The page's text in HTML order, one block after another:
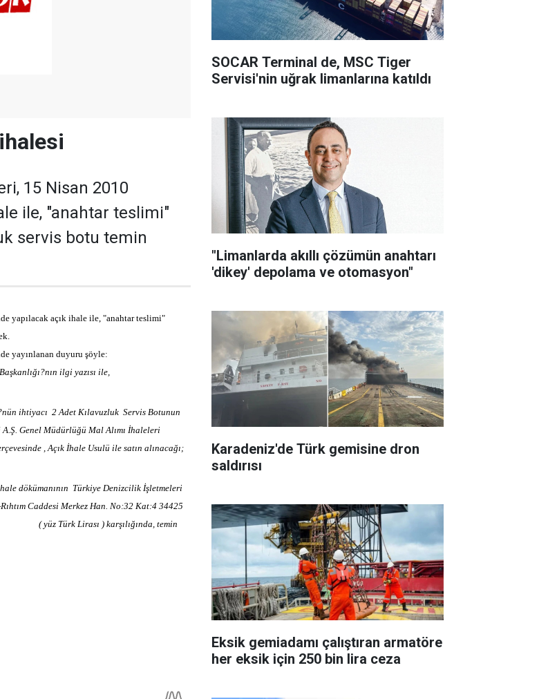
15 Nisan 2010
ile, "anahtar teslimi"
servis botu temin
yapılacak açık ihale ile, "anahtar teslimi"
yayınlanan duyuru şöyle:
ilgi yazısı ile,
ihtiyacı 2 Adet Kılavuzluk Servis Botunun
Genel Müdürlüğü Mal Alımı İhaleleri
, Açık İhale Usulü ile satın alınacağı;
dökümanının Türkiye Denizcilik İşletmeleri
Caddesi Merkez Han. No:32 Kat:4 34425
( yüz Türk Lirası ) karşılığında, temin
SOCAR Terminal de, MSC Tiger
Servisi'nin uğrak limanlarına katıldı
"Limanlarda akıllı çözümün anahtarı
'dikey' depolama ve otomasyon"
Karadeniz'de Türk gemisine dron
saldırısı
Eksik gemiadamı çalıştıran armatöre
her eksik için 250 bin lira ceza